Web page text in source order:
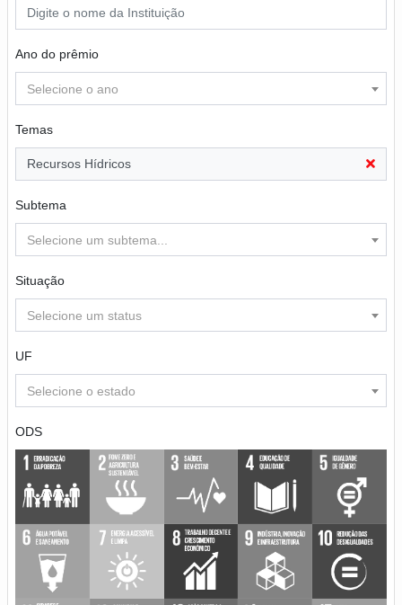
Ano do prêmio
Selecione o ano
Temas
Recursos Hídricos
Subtema
Selecione um subtema...
Situação
Selecione um status
UF
Selecione o estado
ODS